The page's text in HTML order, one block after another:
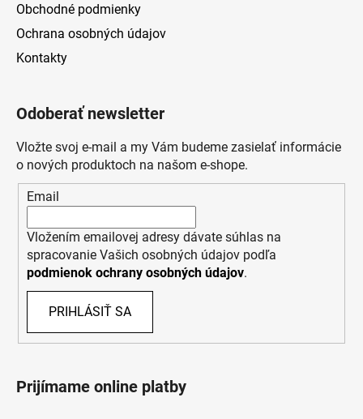
Obchodné podmienky
Ochrana osobných údajov
Kontakty
Odoberať newsletter
Vložte svoj e-mail a my Vám budeme zasielať informácie
o nových produktoch na našom e-shope.
Email
Vložením emailovej adresy dávate súhlas na
spracovanie Vašich osobných údajov podľa
podmienok ochrany osobných údajov.
PRIHLÁSIŤ SA
Prijímame online platby